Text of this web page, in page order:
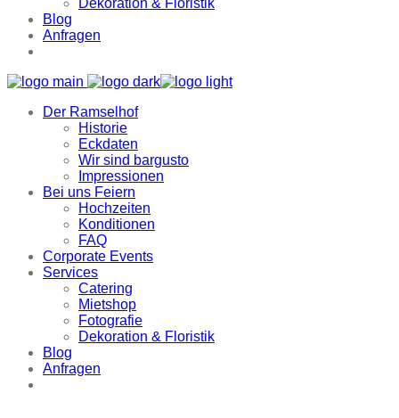
Dekoration & Floristik
Blog
Anfragen
Der Ramselhof
Historie
Eckdaten
Wir sind bargusto
Impressionen
Bei uns Feiern
Hochzeiten
Konditionen
FAQ
Corporate Events
Services
Catering
Mietshop
Fotografie
Dekoration & Floristik
Blog
Anfragen